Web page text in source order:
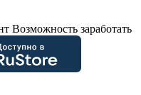
Возможность заработать